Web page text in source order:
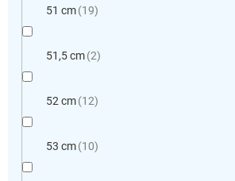
51 cm 19
51,5 cm 2
52 cm 12
53 cm 10